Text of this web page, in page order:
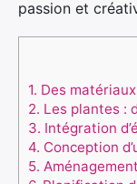
passion et
1. Des
2. Les plantes :
3. Intégration
4. Conception
5.